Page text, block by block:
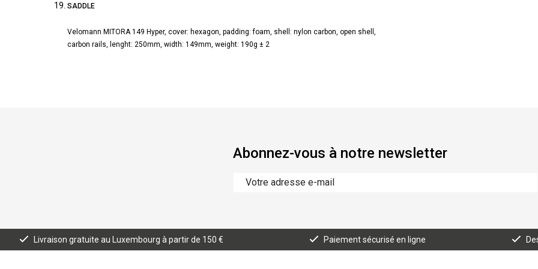
SADDLE
Velomann MITORA 149 Hyper, cover: hexagon, padding: foam, shell: nylon carbon, open shell,
carbon rails, lenght: 250mm, width: 149mm, weight: 190g ± 2
Abonnez-vous à notre newsletter
Livraison gratuite au Luxembourg à partir de 150 € Paiement sécurisé en ligne